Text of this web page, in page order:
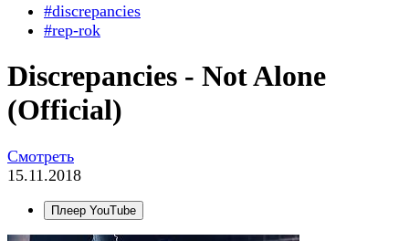
#discrepancies
#rep-rok
Discrepancies - Not Alone
(Official)
Смотреть
15.11.2018
Плеер YouTube